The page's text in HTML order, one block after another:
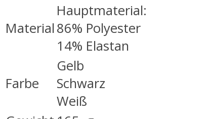
Material
Hauptmaterial:
86% Polyester
14% Elastan
Farbe
Gelb
Schwarz
Weiß